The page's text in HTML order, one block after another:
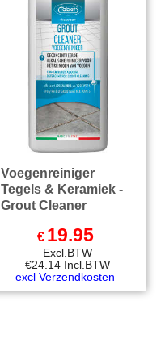
Voegenreiniger
Tegels & Keramiek -
Grout Cleaner
€ 19.95
Excl.BTW
€24.14 Incl.BTW
excl Verzendkosten